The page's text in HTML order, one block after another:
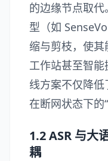
的边缘节点取
型（如
缩与剪枝，使
工作站甚至智
线方案不仅降
在断网状态下的“
1.2 ASR 与大
耦